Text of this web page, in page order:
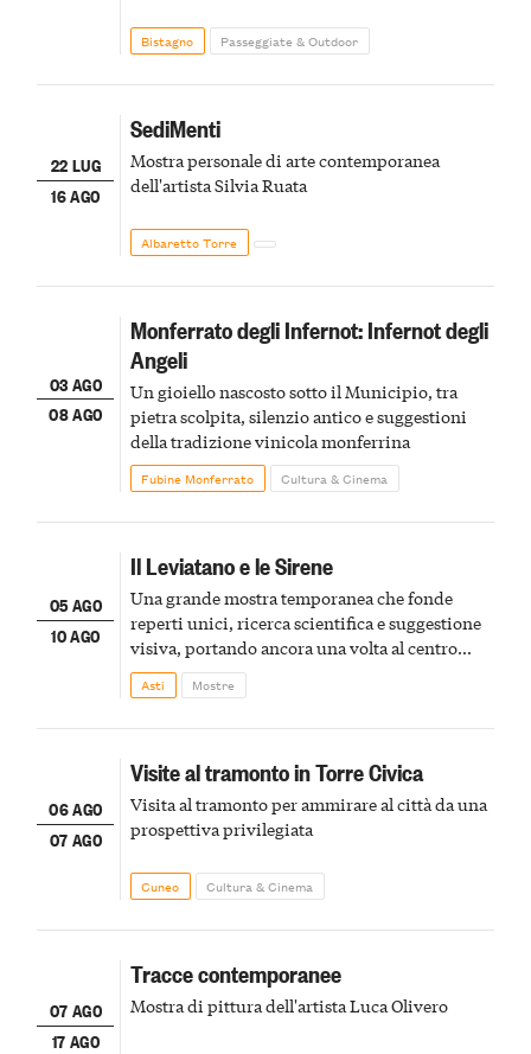
Bistagno Passeggiate & Outdoor
22 LUG
16 AGO
SediMenti
Mostra personale di arte contemporanea
dell'artista Silvia Ruata
Albaretto Torre
03 AGO
08 AGO
Monferrato degli Infernot: Infernot degli
Angeli
Un gioiello nascosto sotto il Municipio, tra
pietra scolpita, silenzio antico e suggestioni
della tradizione vinicola monferrina
Fubine Monferrato Cultura & Cinema
05 AGO
10 AGO
Il Leviatano e le Sirene
Una grande mostra temporanea che fonde
reperti unici, ricerca scientifica e suggestione
visiva, portando ancora una volta al centro
della scena le meraviglie del passato astigiano
Asti Mostre
06 AGO
07 AGO
Visite al tramonto in Torre Civica
Visita al tramonto per ammirare al città da una
prospettiva privilegiata
Cuneo Cultura & Cinema
07 AGO
17 AGO
Tracce contemporanee
Mostra di pittura dell'artista Luca Olivero